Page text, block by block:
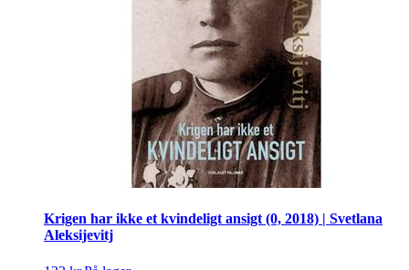
Krigen har ikke et kvindeligt ansigt (0, 2018) | Svetlana
Aleksijevitj